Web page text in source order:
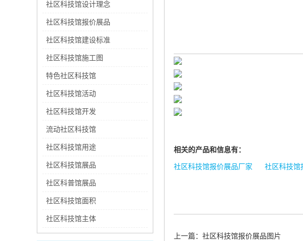
社区科技馆设计理念
社区科技馆报价展品
社区科技馆建设标准
社区科技馆施工图
特色社区科技馆
社区科技馆活动
社区科技馆开发
流动社区科技馆
社区科技馆用途
社区科技馆展品
社区科普馆展品
社区科技馆面积
社区科技馆主体
相关的产品和信息有：
社区科技馆报价展品厂家 社区科技馆
上一篇： 社区科技馆报价展品图片